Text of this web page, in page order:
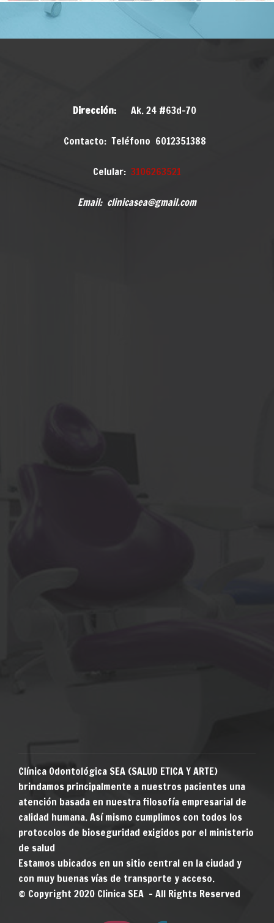
Dirección: Ak. 24 #63d-70
Contacto: Teléfono 6012351388
Celular: 3106263521
Email: clinicasea@gmail.com
Clínica Odontológica SEA (SALUD ETICA Y ARTE)
brindamos principalmente a nuestros pacientes una
atención basada en nuestra filosofía empresarial de
calidad humana. Así mismo cumplimos con todos los
protocolos de bioseguridad exigidos por el ministerio
de salud
Estamos ubicados en un sitio central en la ciudad y
con muy buenas vías de transporte y acceso.
© Copyright 2020 Clinica SEA - All Rights Reserved